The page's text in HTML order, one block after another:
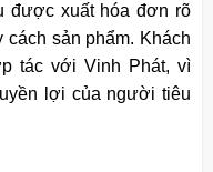
được xuất hóa đơn rõ
cách sản phẩm. Khách
tác với Vinh Phát, vì
lợi của người tiêu